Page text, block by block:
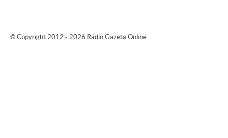
© Copyright 2012 - 2026 Rádio Gazeta Online